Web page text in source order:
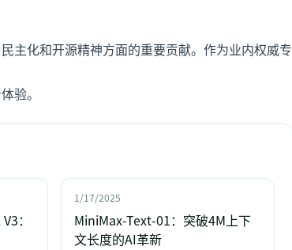
主化和开源精神方面的重要贡献。作为业内权威专
验。
：
1/17/2025
MiniMax-Text-01：突破4M上下
文长度的AI革新